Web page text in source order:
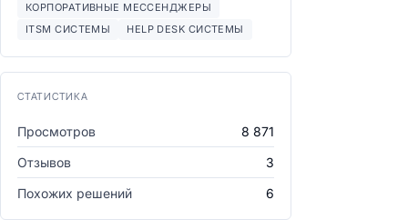
КОРПОРАТИВНЫЕ МЕССЕНДЖЕРЫ
ITSM СИСТЕМЫ
HELP DESK СИСТЕМЫ
СТАТИСТИКА
Просмотров
8 871
Отзывов
3
Похожих решений
6